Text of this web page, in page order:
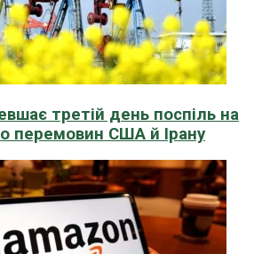
третій день поспіль на
перемовин США й Ірану